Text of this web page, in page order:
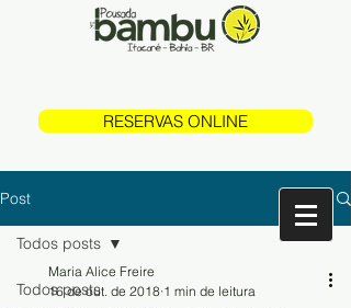
RESERVAS ONLINE
Post
Todos posts
Todos posts
Maria Alice Freire
16 de out. de 2018 1 min de leitura